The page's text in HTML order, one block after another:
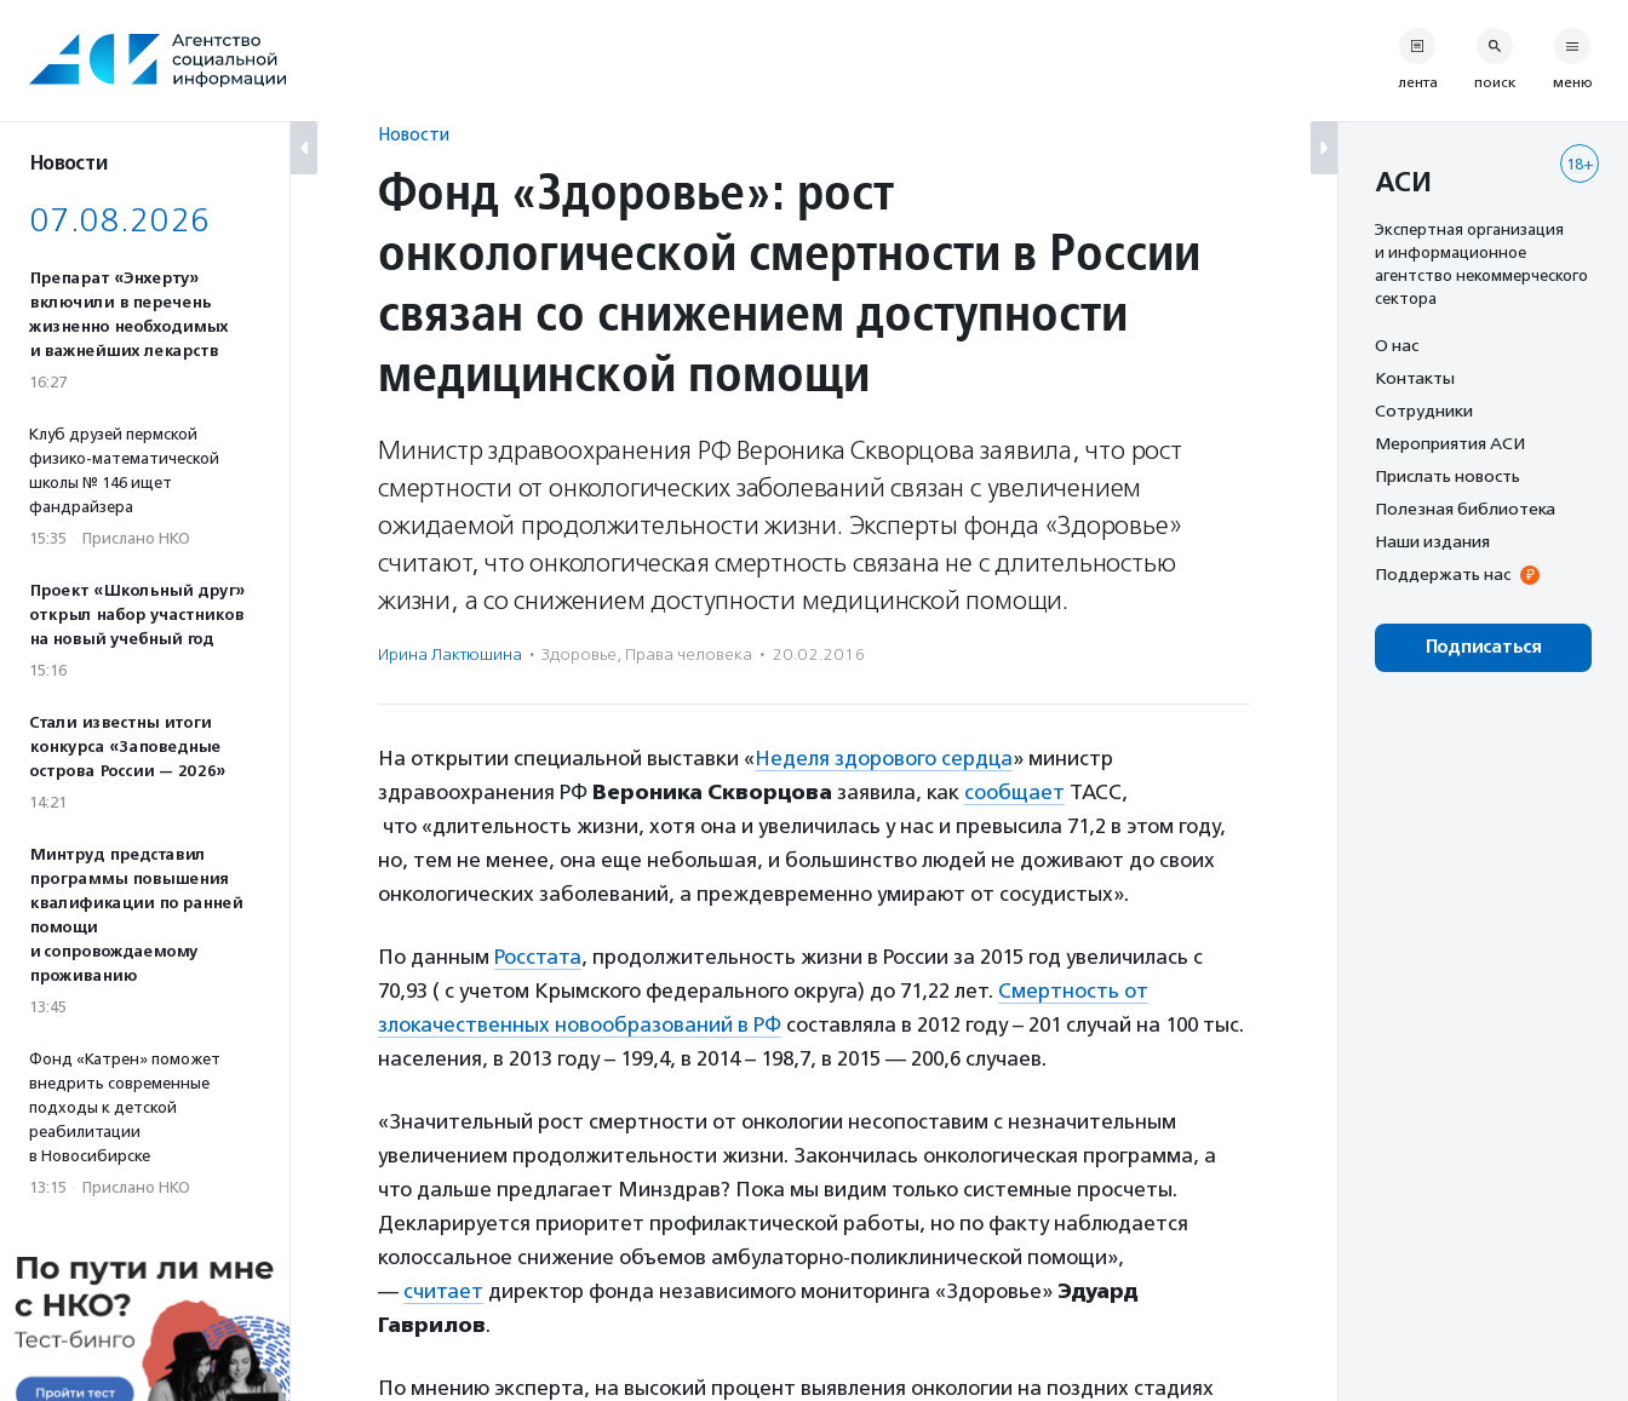
содержанию
Новости
07.08.2026
Препарат «Энхерту»
включили в перечень
жизненно необходимых
и важнейших лекарств
16:27
Клуб друзей пермской
физико-математической
школы № 146 ищет
фандрайзера
15:35 · Прислано НКО
Проект «Школьный друг»
открыл набор участников
на новый учебный год
15:16
Стали известны итоги
конкурса «Заповедные
острова России — 2026»
14:21
Минтруд представил
программы повышения
квалификации по ранней
помощи
и сопровождаемому
проживанию
13:45
Фонд «Катрен» поможет
внедрить современные
подходы к детской
реабилитации
в Новосибирске
13:15 · Прислано НКО
Новости
Фонд «Здоровье»: рост
онкологической смертности в России
связан со снижением доступности
медицинской помощи
Министр здравоохранения РФ Вероника Скворцова заявила, что рост
смертности от онкологических заболеваний связан с увеличением
ожидаемой продолжительности жизни. Эксперты фонда «Здоровье»
считают, что онкологическая смертность связана не с длительностью
жизни, а со снижением доступности медицинской помощи.
Ирина Лактюшина · Здоровье, Права человека · 20.02.2016
На открытии специальной выставки «Неделя здорового сердца» министр
здравоохранения РФ Вероника Скворцова заявила, как сообщает ТАСС,
что «длительность жизни, хотя она и увеличилась у нас и превысила 71,2 в этом году,
но, тем не менее, она еще небольшая, и большинство людей не доживают до своих
онкологических заболеваний, а преждевременно умирают от сосудистых».
По данным Росстата, продолжительность жизни в России за 2015 год увеличилась с
70,93 ( с учетом Крымского федерального округа) до 71,22 лет. Смертность от
злокачественных новообразований в РФ составляла в 2012 году – 201 случай на 100 тыс.
населения, в 2013 году – 199,4, в 2014 – 198,7, в 2015 — 200,6 случаев.
«Значительный рост смертности от онкологии несопоставим с незначительным
увеличением продолжительности жизни. Закончилась онкологическая программа, а
что дальше предлагает Минздрав? Пока мы видим только системные просчеты.
Декларируется приоритет профилактической работы, но по факту наблюдается
колоссальное снижение объемов амбулаторно-поликлинической помощи»,
— считает директор фонда независимого мониторинга «Здоровье» Эдуард
Гаврилов.
По мнению эксперта, на высокий процент выявления онкологии на поздних стадиях
лента поиск меню
18+
АСИ
Экспертная организация
и информационное
агентство некоммерческого
сектора
О нас
Контакты
Сотрудники
Мероприятия АСИ
Прислать новость
Полезная библиотека
Наши издания
Поддержать нас
Подписаться